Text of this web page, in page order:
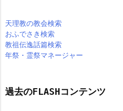
天理教の教会検索
おふでさき検索
教祖伝逸話篇検索
年祭・霊祭マネージャー
過去のFLASHコンテンツ